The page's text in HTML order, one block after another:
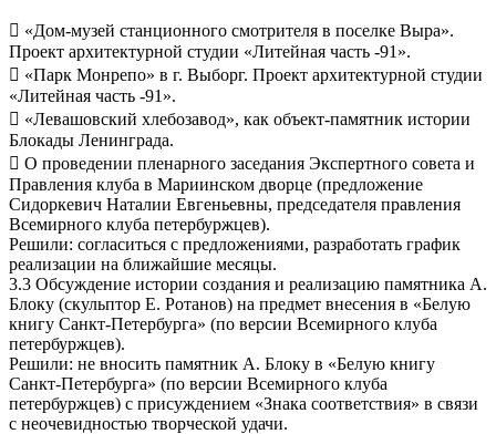
 «Дом-музей станционного смотрителя в поселке Выра».
Проект архитектурной студии «Литейная часть -91».
 «Парк Монрепо» в г. Выборг. Проект архитектурной студии
«Литейная часть -91».
 «Левашовский хлебозавод», как объект-памятник истории
Блокады Ленинграда.
 О проведении пленарного заседания Экспертного совета и
Правления клуба в Мариинском дворце (предложение
Сидоркевич Наталии Евгеньевны, председателя правления
Всемирного клуба петербуржцев).
Решили: согласиться с предложениями, разработать график
реализации на ближайшие месяцы.
3.3 Обсуждение истории создания и реализацию памятника А.
Блоку (скульптор Е. Ротанов) на предмет внесения в «Белую
книгу Санкт-Петербурга» (по версии Всемирного клуба
петербуржцев).
Решили: не вносить памятник А. Блоку в «Белую книгу
Санкт-Петербурга» (по версии Всемирного клуба
петербуржцев) с присуждением «Знака соответствия» в связи
с неочевидностью творческой удачи.